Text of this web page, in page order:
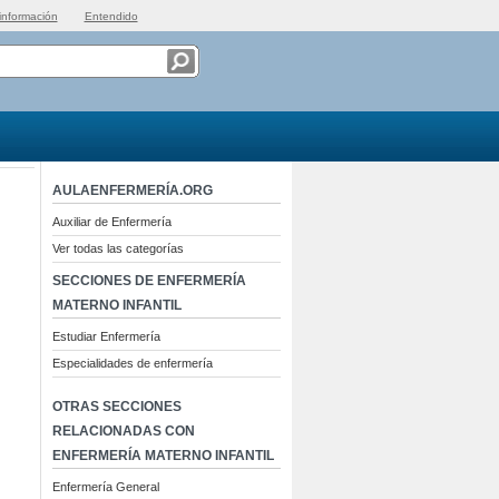
AULAENFERMERÍA.ORG
Auxiliar de Enfermería
Ver todas las categorías
SECCIONES DE ENFERMERÍA
MATERNO INFANTIL
Estudiar Enfermería
Especialidades de enfermería
OTRAS SECCIONES
RELACIONADAS CON
ENFERMERÍA MATERNO INFANTIL
Enfermería General
Entendido